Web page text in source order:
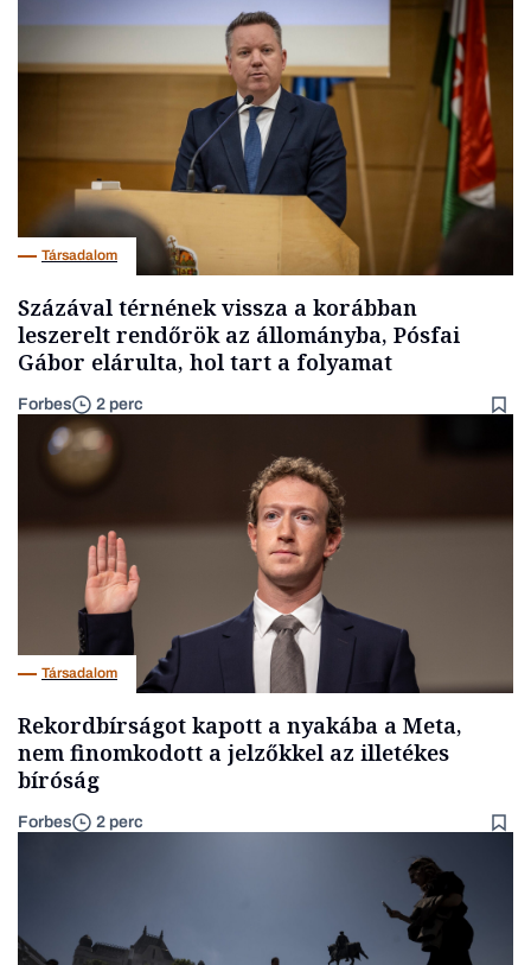
Társadalom
Százával térnének vissza a korábban
leszerelt rendőrök az állományba, Pósfai
Gábor elárulta, hol tart a folyamat
Forbes 2 perc
Társadalom
Rekordbírságot kapott a nyakába a Meta,
nem finomkodott a jelzőkkel az illetékes
bíróság
Forbes 2 perc